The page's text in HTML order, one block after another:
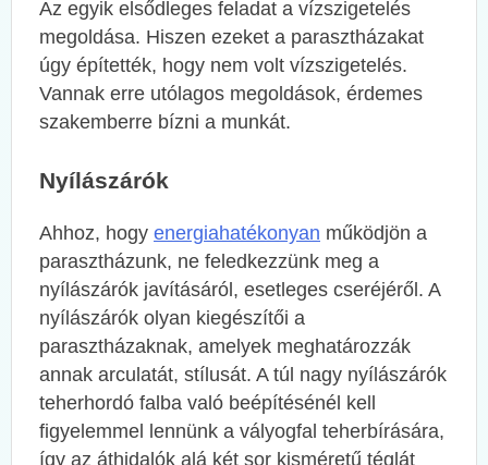
Az egyik elsődleges feladat a vízszigetelés
megoldása. Hiszen ezeket a parasztházakat
úgy építették, hogy nem volt vízszigetelés.
Vannak erre utólagos megoldások, érdemes
szakemberre bízni a munkát.
Nyílászárók
Ahhoz, hogy energiahatékonyan működjön a
parasztházunk, ne feledkezzünk meg a
nyílászárók javításáról, esetleges cseréjéről. A
nyílászárók olyan kiegészítői a
parasztházaknak, amelyek meghatározzák
annak arculatát, stílusát. A túl nagy nyílászárók
teherhordó falba való beépítésénél kell
figyelemmel lennünk a vályogfal teherbírására,
így az áthidalók alá két sor kisméretű téglát